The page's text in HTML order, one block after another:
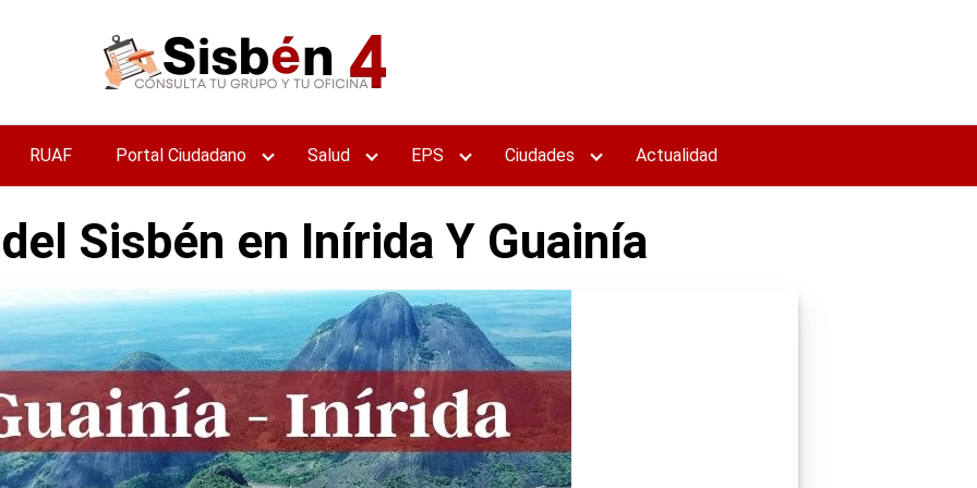
RUAF Portal Ciudadano Salud EPS Ciudades Actualidad
Sisbén en Inírida Y Guainía